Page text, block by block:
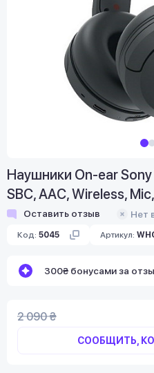
Наушники On-ear
SBC, AAC, Wireless,
Оставить отзыв Нет
Код: 5045 Артикул:
300₴ бонусами за
2 090 ₴
СООБЩИТЬ,